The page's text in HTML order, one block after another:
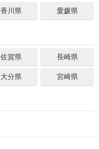
香川県 愛媛県
佐賀県 長崎県
大分県 宮崎県